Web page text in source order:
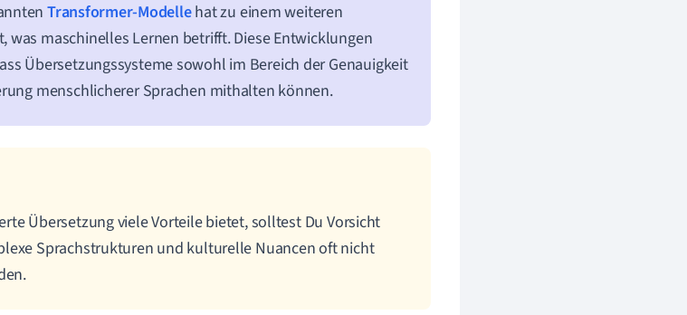
Transformer-Modellehat zu einem weiteren
was maschinelles Lernen betrifft. Diese Entwicklungen
Übersetzungssysteme sowohl im Bereich der Genauigkeit
menschlicherer Sprachen mithalten können.
Übersetzung viele Vorteile bietet, solltest Du Vorsicht
Sprachstrukturen und kulturelle Nuancen oft nicht